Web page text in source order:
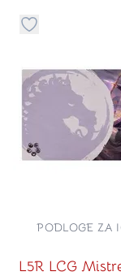
Dugme za
L5R LCG
PODLOGE ZA